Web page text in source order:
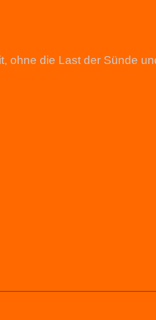
ohne die Last der Sünde